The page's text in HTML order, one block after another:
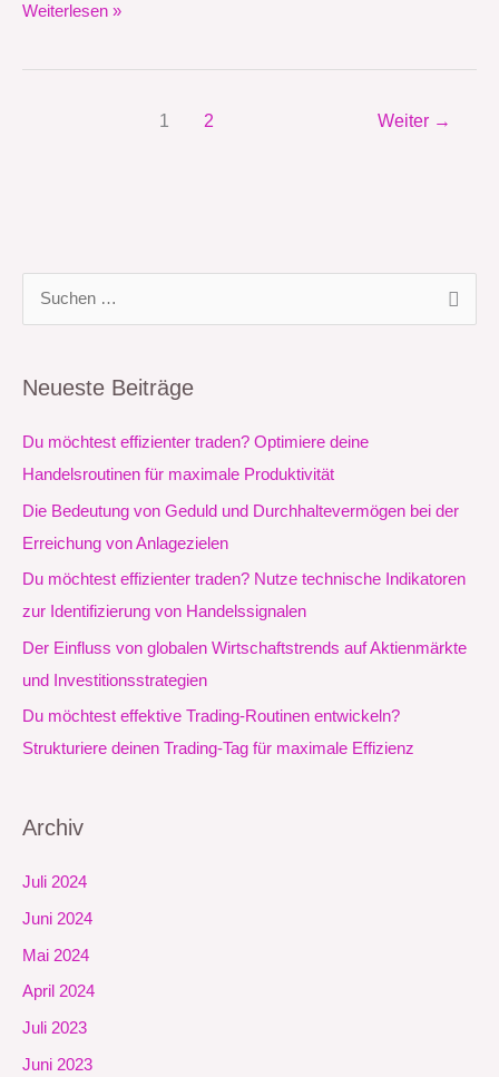
Weiterlesen »
1 2 Weiter →
h
e
n
Neueste Beiträge
Du möchtest effizienter traden? Optimiere deine
Handelsroutinen für maximale Produktivität
Die Bedeutung von Geduld und Durchhaltevermögen bei der
Erreichung von Anlagezielen
Du möchtest effizienter traden? Nutze technische Indikatoren
zur Identifizierung von Handelssignalen
Der Einfluss von globalen Wirtschaftstrends auf Aktienmärkte
und Investitionsstrategien
Du möchtest effektive Trading-Routinen entwickeln?
Strukturiere deinen Trading-Tag für maximale Effizienz
Archiv
Juli 2024
Juni 2024
Mai 2024
April 2024
Juli 2023
Juni 2023